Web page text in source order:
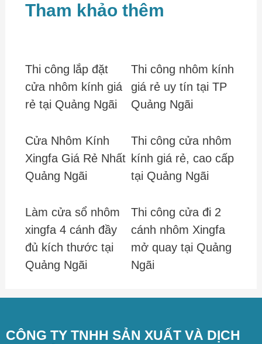
Tham khảo thêm
Thi công lắp đặt
cửa nhôm kính giá
rẻ tại Quảng Ngãi
Thi công nhôm kính
giá rẻ uy tín tại TP
Quảng Ngãi
Cửa Nhôm Kính
Xingfa Giá Rẻ Nhất
Quảng Ngãi
Thi công cửa nhôm
kính giá rẻ, cao cấp
tại Quảng Ngãi
Làm cửa sổ nhôm
xingfa 4 cánh đầy
đủ kích thước tại
Quảng Ngãi
Thi công cửa đi 2
cánh nhôm Xingfa
mở quay tại Quảng
Ngãi
CÔNG TY TNHH SẢN XUẤT VÀ DỊCH